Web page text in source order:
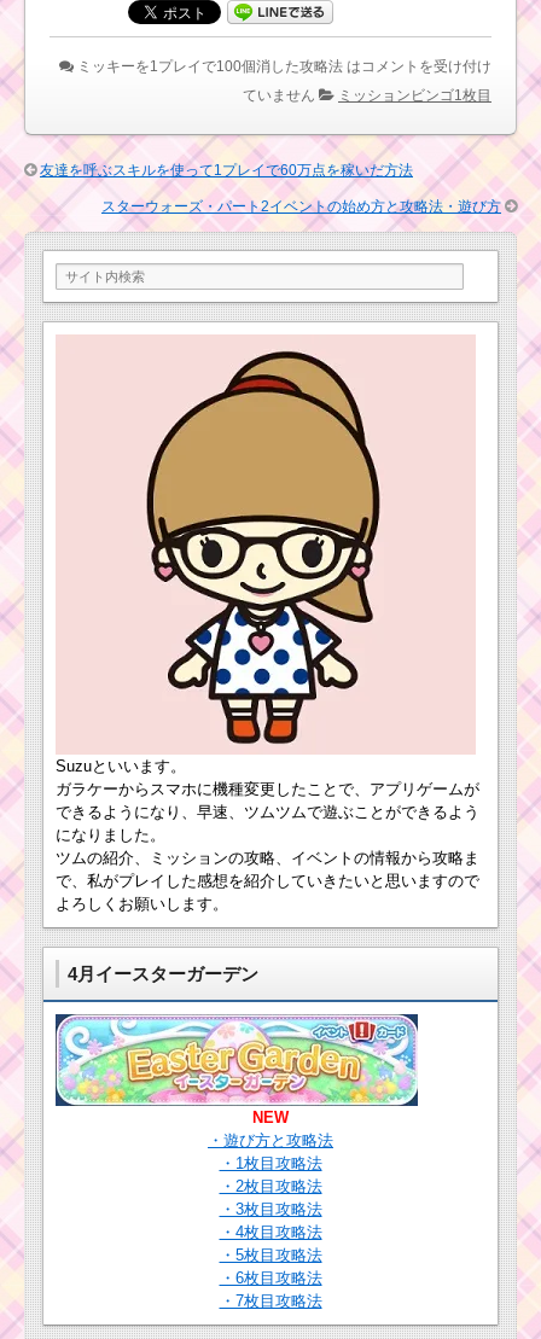
初心者が1プレイで65
コンボ以上を出す方法
190EXPを稼ぐ方法
合計70回フィーバー
してクリアするための
方法
1プレイ中に5回恋人
クリアした方法
初心者がミッキー&フ
レンズを合計で2000個
を消した方法
スキルを1プレイで4
回使うをクリアした方
法
ツムツムを始めたけ
どミッションビンゴ1枚
目が出来ない！？
初心者が1プレ
イで経験値
160EXPを稼ぐための
使うミッションをクリ
ツムツムミッション
ビンゴ1枚目！完全攻略
法を公開中！これで初
心者もクリアできる
5000個消すため
の方法
「+Score」を合計3個
使うのにコインを使わ
ない方法
ミッキーを1プレイで100個消した攻略法 は コメントを受け付け
ていません
ミッションビンゴ1枚目
友達を呼ぶスキルを使って1プレイで60万点を稼いだ方法
スターウォーズ・パート2イベントの始め方と攻略法・遊び方
Suzuといいます。
ガラケーからスマホに機種変更したことで、アプリゲームが
できるようになり、早速、ツムツムで遊ぶことができるよう
になりました。
ツムの紹介、ミッションの攻略、イベントの情報から攻略ま
で、私がプレイした感想を紹介していきたいと思いますので
よろしくお願いします。
4月イースターガーデン
NEW
・遊び方と攻略法
・1枚目攻略法
・2枚目攻略法
・3枚目攻略法
・4枚目攻略法
・5枚目攻略法
・6枚目攻略法
・7枚目攻略法